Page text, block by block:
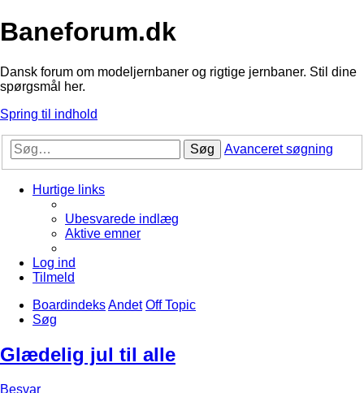
Baneforum.dk
Dansk forum om modeljernbaner og rigtige jernbaner. Stil dine
spørgsmål her.
Spring til indhold
Søg Avanceret søgning
Hurtige links
Ubesvarede indlæg
Aktive emner
Log ind
Tilmeld
BoardindeksAndet Off Topic
Søg
Glædelig jul til alle
Besvar